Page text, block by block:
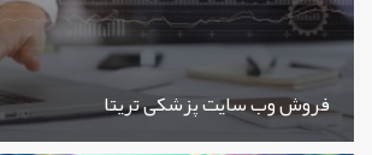
فروش وب سایت پزشکی تریتا